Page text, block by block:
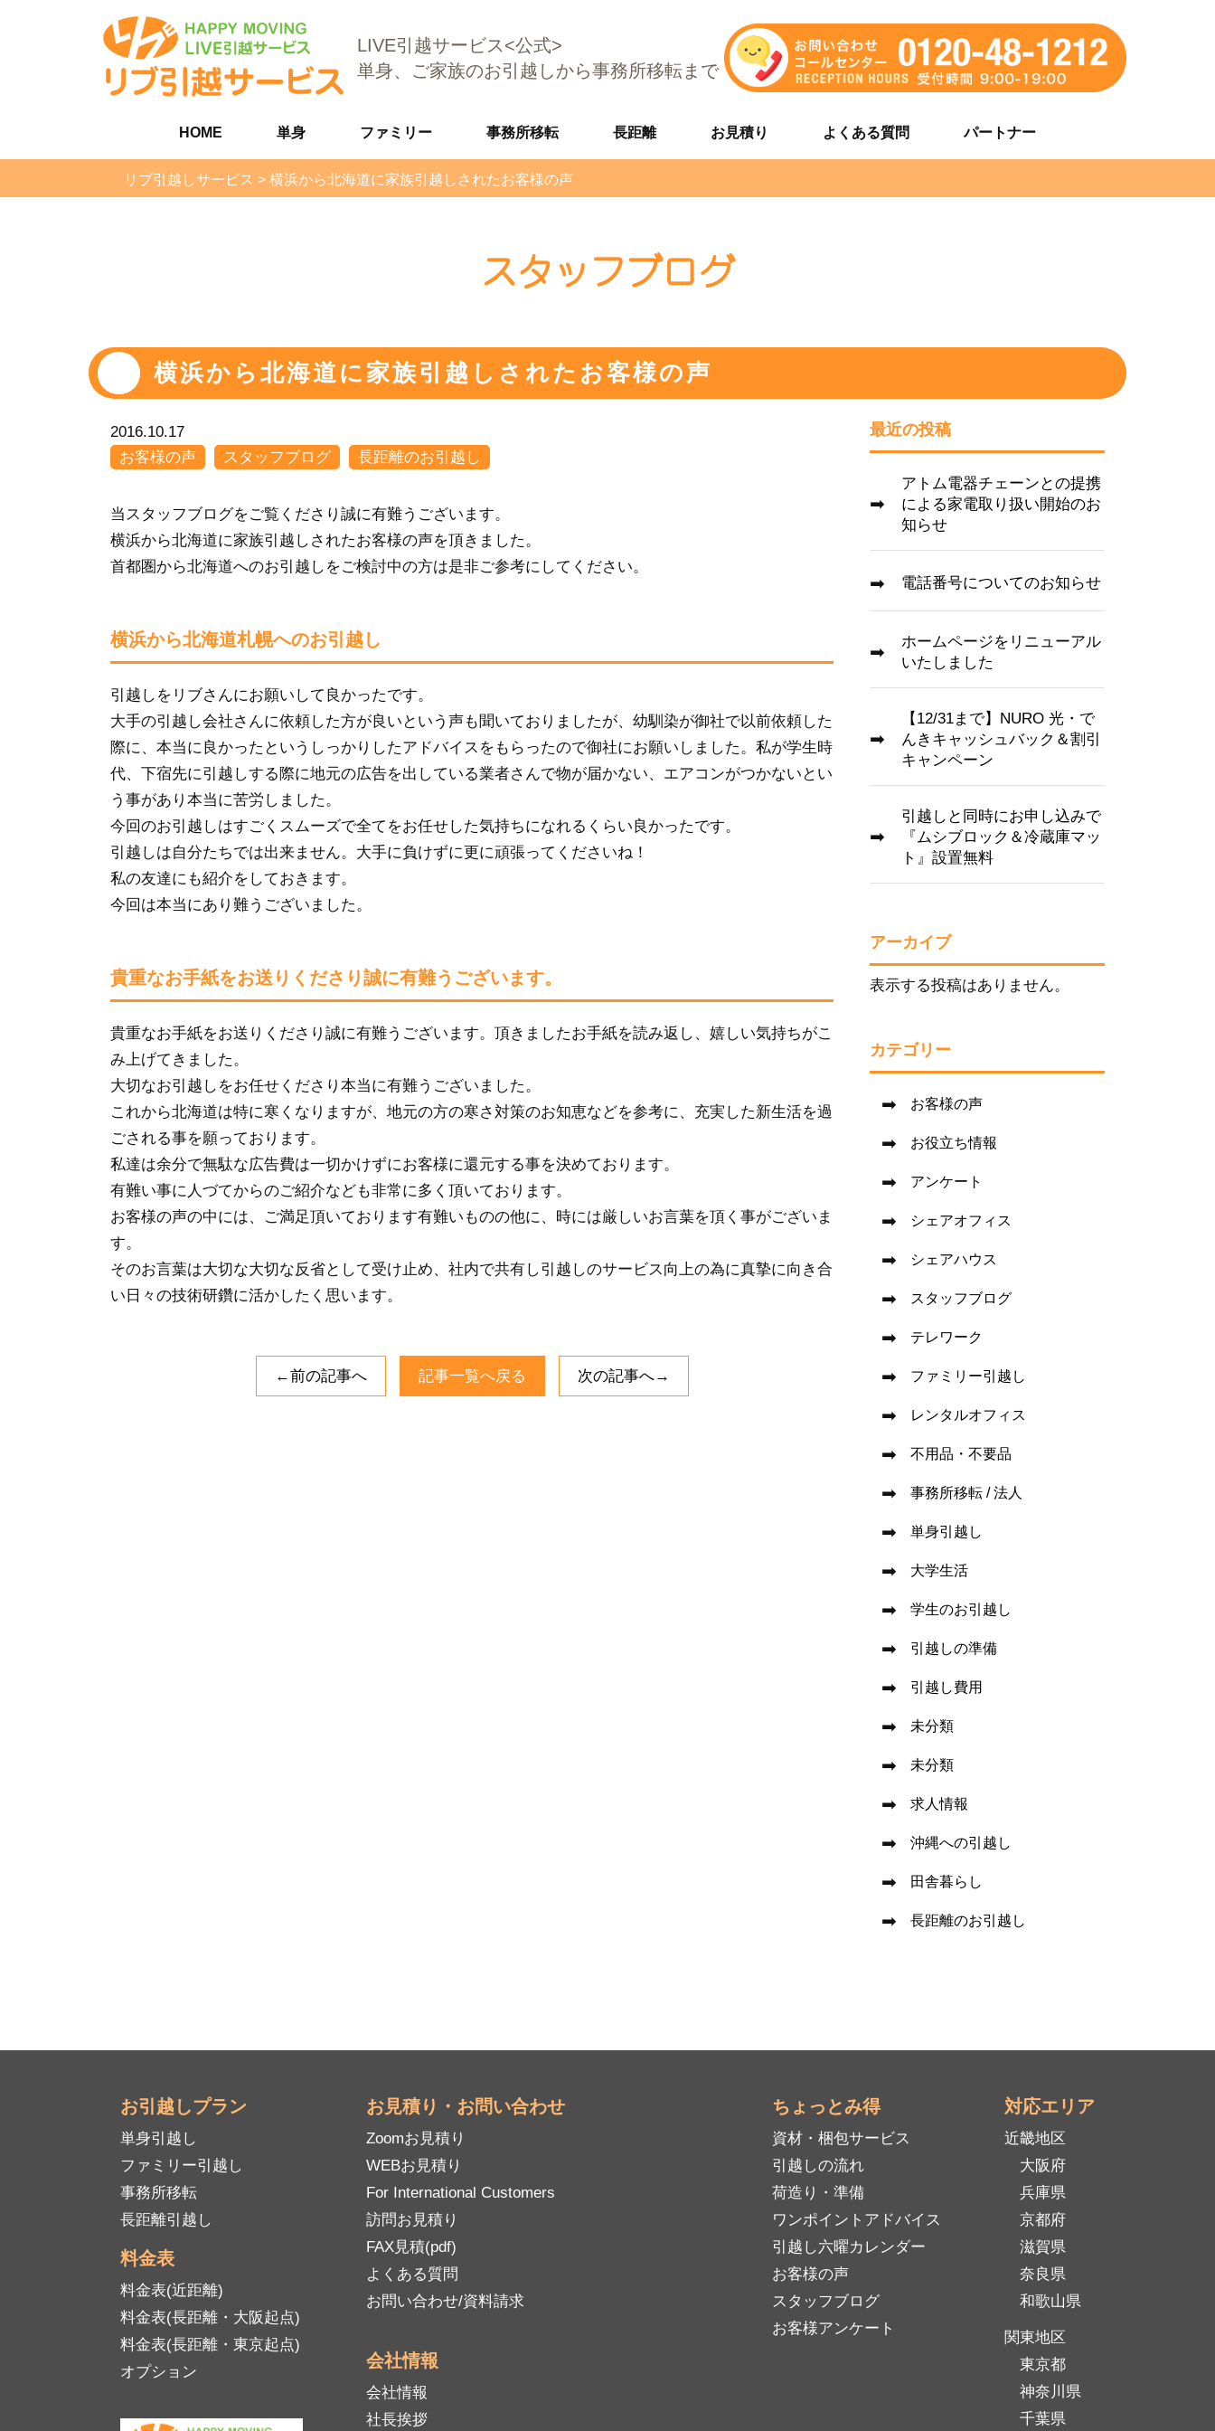
LIVE引越サービス<公式>
単身、ご家族のお引越しから事務所移転まで
HOME 単身 ファミリー 事務所移転 長距離 お見積り よくある質問 パートナー
リブ引越しサービス > 横浜から北海道に家族引越しされたお客様の声
スタッフブログ
横浜から北海道に家族引越しされたお客様の声
2016.10.17
お客様の声
スタッフブログ 長距離のお引越し
当スタッフブログをご覧くださり誠に有難うございます。
横浜から北海道に家族引越しされたお客様の声を頂きました。
首都圏から北海道へのお引越しをご検討中の方は是非ご参考にしてください。
横浜から北海道札幌へのお引越し
引越しをリブさんにお願いして良かったです。
大手の引越し会社さんに依頼した方が良いという声も聞いておりましたが、幼馴染が御社で以前依頼した
際に、本当に良かったというしっかりしたアドバイスをもらったので御社にお願いしました。私が学生時
代、下宿先に引越しする際に地元の広告を出している業者さんで物が届かない、エアコンがつかないとい
う事があり本当に苦労しました。
今回のお引越しはすごくスムーズで全てをお任せした気持ちになれるくらい良かったです。
引越しは自分たちでは出来ません。大手に負けずに更に頑張ってくださいね！
私の友達にも紹介をしておきます。
今回は本当にあり難うございました。
貴重なお手紙をお送りくださり誠に有難うございます。
貴重なお手紙をお送りくださり誠に有難うございます。頂きましたお手紙を読み返し、嬉しい気持ちがこ
み上げてきました。
大切なお引越しをお任せくださり本当に有難うございました。
これから北海道は特に寒くなりますが、地元の方の寒さ対策のお知恵などを参考に、充実した新生活を過
ごされる事を願っております。
私達は余分で無駄な広告費は一切かけずにお客様に還元する事を決めております。
有難い事に人づてからのご紹介なども非常に多く頂いております。
お客様の声の中には、ご満足頂いております有難いものの他に、時には厳しいお言葉を頂く事がございま
す。
そのお言葉は大切な大切な反省として受け止め、社内で共有し引越しのサービス向上の為に真摯に向き合
い日々の技術研鑽に活かしたく思います。
←前の記事へ 記事一覧へ戻る 次の記事へ→
最近の投稿
アトム電器チェーンとの提携
による家電取り扱い開始のお
知らせ
電話番号についてのお知らせ
ホームページをリニューアル
いたしました
【12/31まで】NURO 光・で
んきキャッシュバック＆割引
キャンペーン
引越しと同時にお申し込みで
『ムシブロック＆冷蔵庫マッ
ト』設置無料
アーカイブ
表示する投稿はありません。
カテゴリー
お客様の声
お役立ち情報
アンケート
シェアオフィス
シェアハウス
スタッフブログ
テレワーク
ファミリー引越し
レンタルオフィス
不用品・不要品
事務所移転 / 法人
単身引越し
大学生活
学生のお引越し
引越しの準備
引越し費用
未分類
未分類
求人情報
沖縄への引越し
田舎暮らし
長距離のお引越し
お引越しプラン
単身引越し
ファミリー引越し
事務所移転
長距離引越し
料金表
料金表(近距離)
料金表(長距離・大阪起点)
料金表(長距離・東京起点)
オプション
お見積り・お問い合わせ
Zoomお見積り
WEBお見積り
For International Customers
訪問お見積り
FAX見積(pdf)
よくある質問
お問い合わせ/資料請求
会社情報
会社情報
社長挨拶
ちょっとみ得
資材・梱包サービス
引越しの流れ
荷造り・準備
ワンポイントアドバイス
引越し六曜カレンダー
お客様の声
スタッフブログ
お客様アンケート
対応エリア
近畿地区
大阪府
兵庫県
京都府
滋賀県
奈良県
和歌山県
関東地区
東京都
神奈川県
千葉県